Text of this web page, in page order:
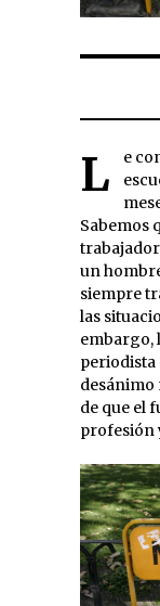
Le conocemos bien, le hemos
Sabemos
un
siempre
las
embargo,
periodista
desánimo
de que el
profesión